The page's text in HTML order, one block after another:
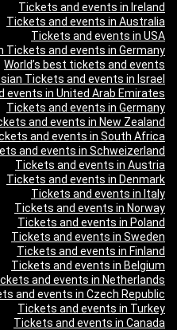
Tickets and events in Ireland
Tickets and events in Australia
Tickets and events in USA
Tickets and events in Germany
World’s best tickets and events
Tickets and events in Israel
events in United Arab Emirates
Tickets and events in Germany
and events in New Zealand
and events in South Africa
and events in Schweizerland
Tickets and events in Austria
Tickets and events in Denmark
Tickets and events in Italy
Tickets and events in Norway
Tickets and events in Poland
Tickets and events in Sweden
Tickets and events in Finland
Tickets and events in Belgium
and events in Netherlands
and events in Czech Republic
Tickets and events in Turkey
Tickets and events in Canada